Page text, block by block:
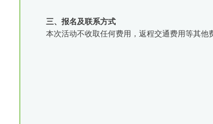
三、报名及联系方式
本次活动不收取任何费用，返程交通费用等其他